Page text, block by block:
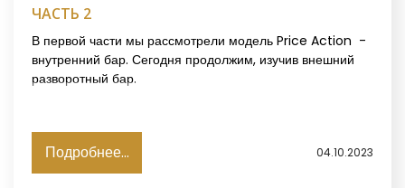
ЧАСТЬ 2
В первой части мы рассмотрели модель Price Action -
внутренний бар. Сегодня продолжим, изучив внешний
разворотный бар.
Подробнее... 04.10.2023